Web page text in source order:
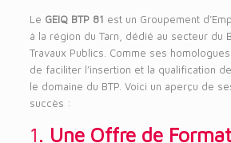
Le GEIQ BTP 81 est un Groupement
à la région du Tarn, dédié au secteur du
Travaux Publics. Comme ses
de faciliter l’insertion et la qualification
le domaine du BTP. Voici un aperçu de
succès :
1. Une Offre de